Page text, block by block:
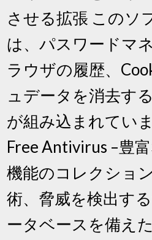
させる拡張 このソ
は、パスワードマ
ラウザの履歴、
ュデータを消去す
が組み込まれてい
Free Antivirus –豊
機能のコレクショ
術、脅威を検出す
ータベースを備え